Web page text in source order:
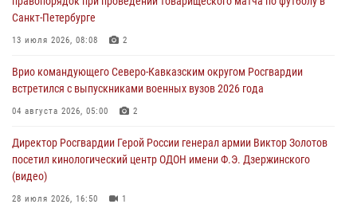
всероссийской донорской акции «От сердца к сердцу»
06 августа 2026, 06:30
незаконном обороте наркотиков
06 августа 2026, 06:15
добычу биоресурсов
Санкт-Петербурге
13 июля 2026, 08:08 2
Врио командующего Северо-Кавказским округом Росгвардии
встретился с выпускниками военных вузов 2026 года
04 августа 2026, 05:00 2
Директор Росгвардии Герой России генерал армии Виктор Золотов
посетил кинологический центр ОДОН имени Ф.Э. Дзержинского
(видео)
28 июля 2026, 16:50 1